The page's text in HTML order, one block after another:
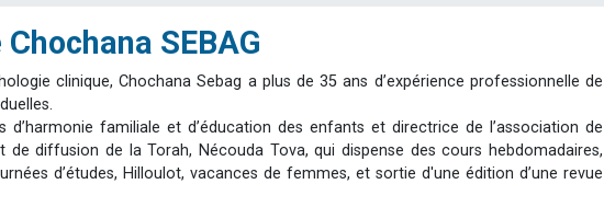
Il reste 49 places pour étudier en groupe sur Zoom
SEBAG
clinique, Chochana Sebag a plus de 35 ans d’expérience professionnelle de
d’harmonie familiale et d’éducation des enfants et directrice de l’association de
diffusion de la Torah, Nécouda Tova, qui dispense des cours hebdomadaires,
d’études, Hilloulot, vacances de femmes, et sortie d'une édition d’une revue